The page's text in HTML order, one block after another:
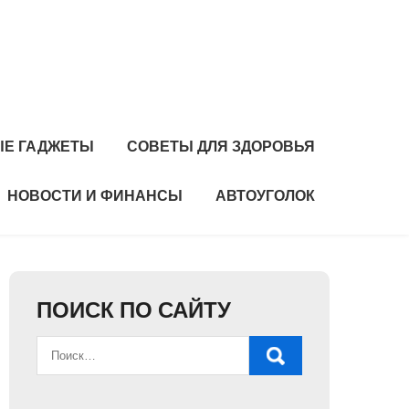
ГАДЖЕТЫ СОВЕТЫ ДЛЯ ЗДОРОВЬЯ
НОВОСТИ И ФИНАНСЫ АВТОУГОЛОК
ПОИСК ПО САЙТУ